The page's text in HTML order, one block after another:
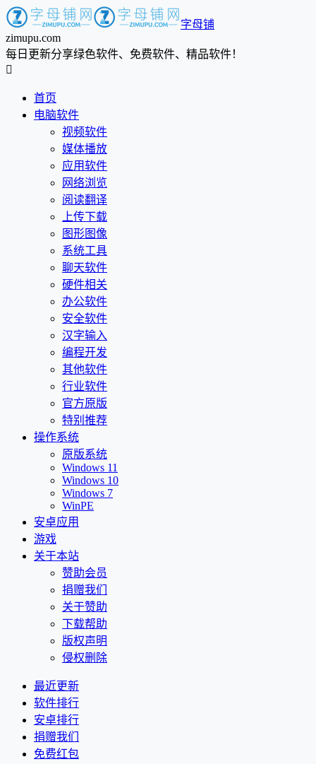
字母铺
zimupu.com
每日更新分享绿色软件、免费软件、精品软件！

首页
电脑软件
视频软件
媒体播放
应用软件
网络浏览
阅读翻译
上传下载
图形图像
系统工具
聊天软件
硬件相关
办公软件
安全软件
汉字输入
编程开发
其他软件
行业软件
官方原版
特别推荐
操作系统
原版系统
Windows 11
Windows 10
Windows 7
WinPE
安卓应用
游戏
关于本站
赞助会员
捐赠我们
关于赞助
下载帮助
版权声明
侵权删除
最近更新
软件排行
安卓排行
捐赠我们
免费红包